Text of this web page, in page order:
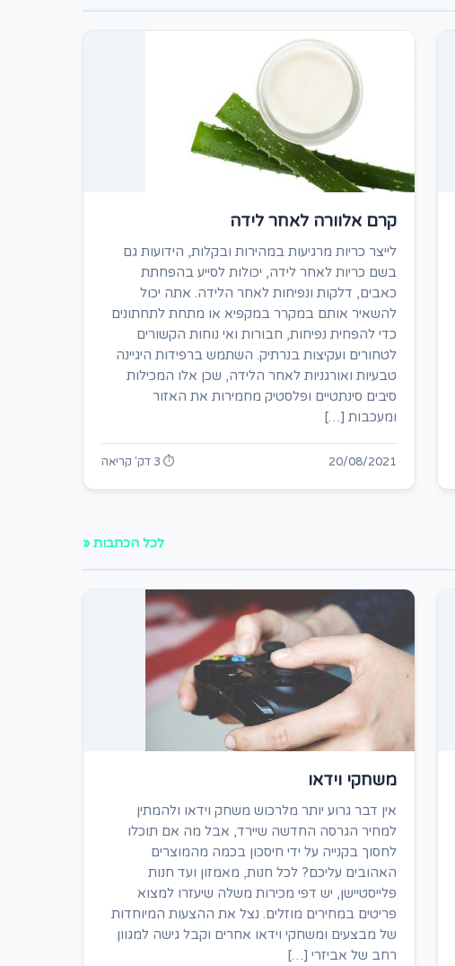
קרם אלוורה לאחר לידה
לייצר כריות מרגיעות במהירות ובקלות, הידועות גם
בשם כריות לאחר לידה, יכולות לסייע בהפחתת
כאבים, דלקות ונפיחות לאחר הלידה. אתה יכול
להשאיר אותם במקרר במקפיא או מתחת לתחתונים
כדי להפחית נפיחות, חבורות ואי נוחות הקשורים
לטחורים ועקיצות בנרתיק. השתמש ברפידות היגיינה
טבעיות ואורגניות לאחר הלידה, שכן אלו המכילות
סיבים סינתטיים ופלסטיק מחמירות את האזור
ומעכבות […]
20/08/2021 ⏱ 3 דק' קריאה
לכל הכתבות «
משחקי וידאו
אין דבר גרוע יותר מלרכוש משחק וידאו ולהמתין
למחיר הגרסה החדשה שיירד, אבל מה אם תוכלו
לחסוך בקנייה על ידי חיסכון בכמה מהמוצרים
האהובים עליכם? לכל חנות, מאמזון ועד חנות
פלייסטיישן, יש דפי מכירות משלה שיעזרו למצוא
פריטים במחירים מוזלים. נצל את ההצעות המיוחדות
של מבצעים ומשחקי וידאו אחרים וקבל גישה למגוון
רחב של אביזרי […]